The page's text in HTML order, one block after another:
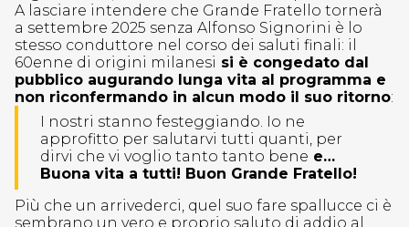
A lasciare intendere che Grande Fratello tornerà
a settembre 2025 senza Alfonso Signorini è lo
stesso conduttore nel corso dei saluti finali: il
60enne di origini milanesi si è congedato dal
pubblico augurando lunga vita al programma e
non riconfermando in alcun modo il suo ritorno:
I nostri stanno festeggiando. Io ne
approfitto per salutarvi tutti quanti, per
dirvi che vi voglio tanto tanto bene e…
Buona vita a tutti! Buon Grande Fratello!
Più che un arrivederci, quel suo fare spallucce ci è
sembrano un vero e proprio saluto di addio al